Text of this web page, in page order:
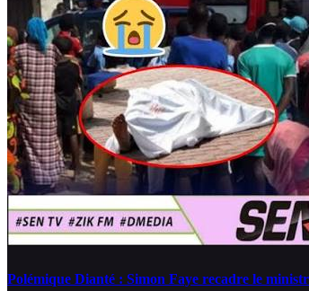
Polémique Dianté : Simon Faye recadre le